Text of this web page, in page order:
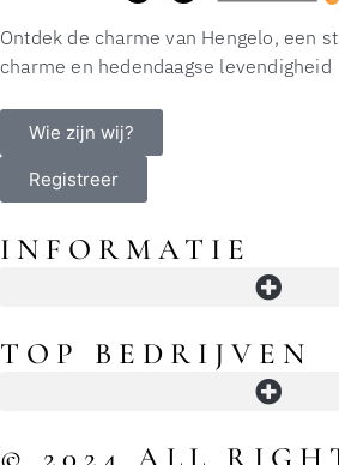
Ontdek de charme van Hengelo, een
charme en hedendaagse levendigheid
Wie zijn wij?
Registreer
INFORMATIE
TOP BEDRIJVEN